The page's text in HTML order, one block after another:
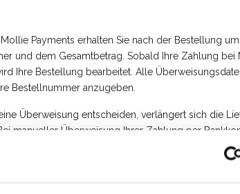
Payments erhalten Sie nach der Bestellung
und dem Gesamtbetrag. Sobald Ihre Zahlung bei
Ihre Bestellung bearbeitet. Alle
Bestellnummer anzugeben.
Überweisung entscheiden, verlängert sich die
manueller Überweisung Ihrer Zahlung per